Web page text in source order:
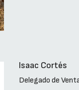
Isaac Cortés
Delegado de